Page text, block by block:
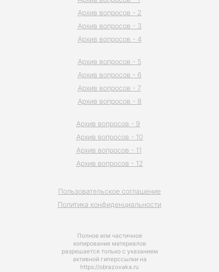
Полное или частичное
копирование материалов
разрешается только с указанием
активной гиперссылки на
https://obrazovaka.ru
Пользовательское соглашение
Политика конфиденциальности
Архив вопросов - 2
Архив вопросов - 3
Архив вопросов - 4
Архив вопросов - 5
Архив вопросов - 6
Архив вопросов - 7
Архив вопросов - 8
Архив вопросов - 9
Архив вопросов - 10
Архив вопросов - 11
Архив вопросов - 12